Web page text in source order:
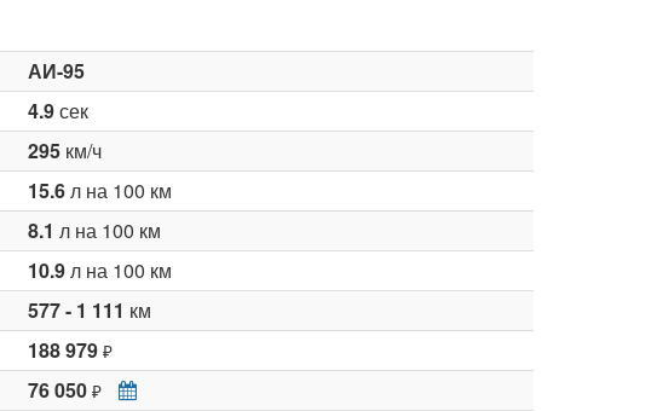
АИ-95
4.9сек
295км/ч
15.6л на 100 км
8.1 л на 100 км
10.9л на 100 км
577 - 1 111 км
188 979 ₽
76 050 ₽